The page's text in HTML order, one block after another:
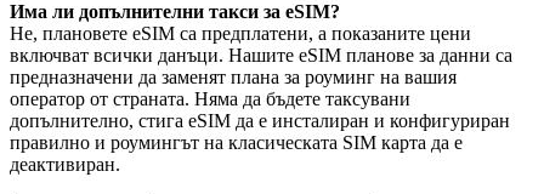
Има ли допълнителни такси за eSIM?
Не, плановете eSIM са предплатени, а показаните цени
включват всички данъци. Нашите eSIM планове за данни са
предназначени да заменят плана за роуминг на вашия
оператор от страната. Няма да бъдете таксувани
допълнително, стига eSIM да е инсталиран и конфигуриран
правилно и роумингът на класическата SIM карта да е
деактивиран.